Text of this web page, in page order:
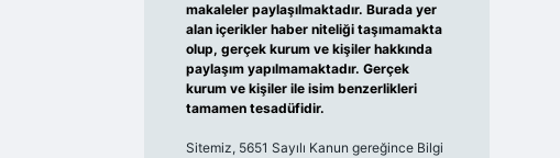
makaleler paylaşılmaktadır. Burada yer
alan içerikler haber niteliği taşımamakta
olup, gerçek kurum ve kişiler hakkında
paylaşım yapılmamaktadır. Gerçek
kurum ve kişiler ile isim benzerlikleri
tamamen tesadüfidir.
Sitemiz, 5651 Sayılı Kanun gereğince Bilgi